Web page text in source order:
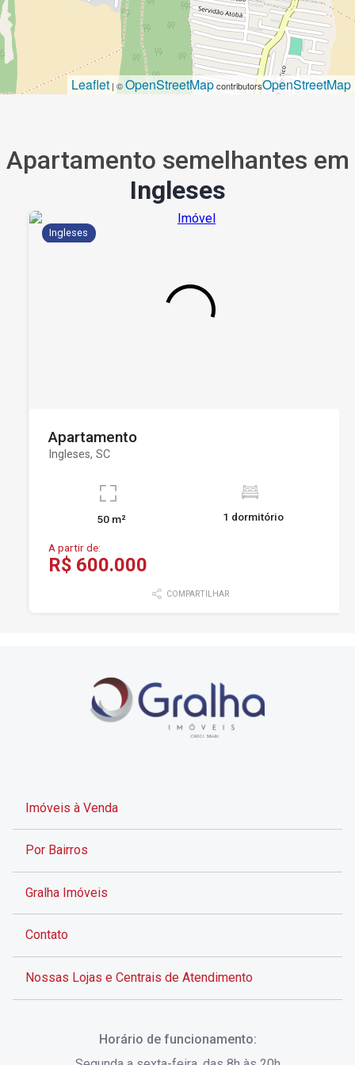
Leaflet | ©OpenStreetMapcontributorsOpenStreetMap
Apartamento semelhantes em
Ingleses
Ingleses
Apartamento
Ingleses, SC
50 m² 1 dormitório
A partir de:
R$ 600.000
COMPARTILHAR
Imóveis à Venda
Por Bairros
Gralha Imóveis
Contato
Nossas Lojas e Centrais de Atendimento
Horário de funcionamento: